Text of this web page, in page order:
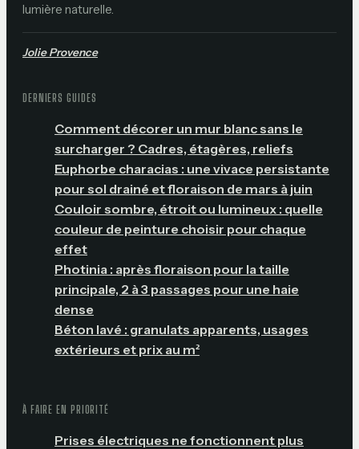
lumière naturelle.
Jolie Provence
DERNIERS GUIDES
Comment décorer un mur blanc sans le
surcharger ? Cadres, étagères, reliefs
Euphorbe characias : une vivace persistante
pour sol drainé et floraison de mars à juin
Couloir sombre, étroit ou lumineux : quelle
couleur de peinture choisir pour chaque
effet
Photinia : après floraison pour la taille
principale, 2 à 3 passages pour une haie
dense
Béton lavé : granulats apparents, usages
extérieurs et prix au m²
À FAIRE EN PRIORITÉ
Prises électriques ne fonctionnent plus